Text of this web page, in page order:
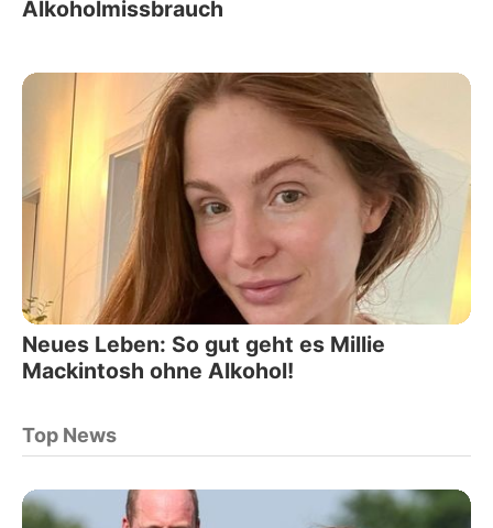
Alkoholmissbrauch
Neues Leben: So gut geht es Millie
Mackintosh ohne Alkohol!
Top News